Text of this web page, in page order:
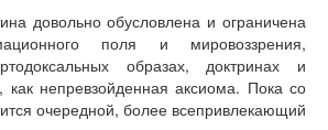
довольно обусловлена и ограничена
поля и мировоззрения,
образах, доктринах и
как непревзойденная аксиома. Пока со
очередной, более всепривлекающий